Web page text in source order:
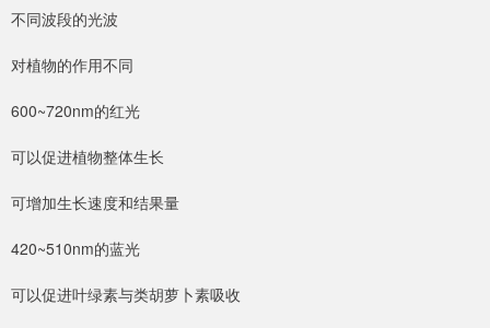
不同波段的光波
对植物的作用不同
600~720nm的红光
可以促进植物整体生长
可增加生长速度和结果量
420~510nm的蓝光
可以促进叶绿素与类胡萝卜素吸收